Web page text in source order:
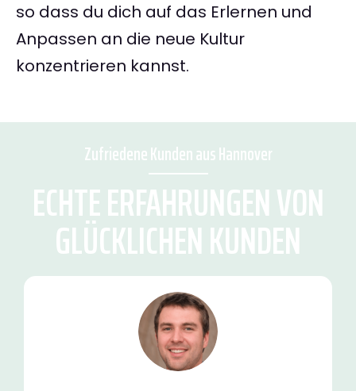
so dass du dich auf das Erlernen und
Anpassen an die neue Kultur
konzentrieren kannst.
Zufriedene Kunden aus Hannover
ECHTE ERFAHRUNGEN VON
GLÜCKLICHEN KUNDEN